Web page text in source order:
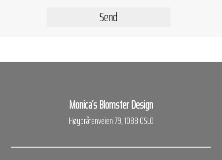
Monica´s Blomster Design
Høybråtenveien 79, 1088 OSLO